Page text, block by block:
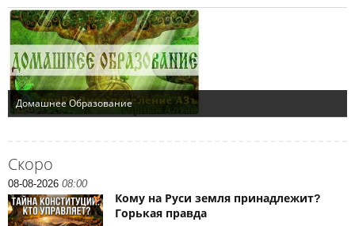
Скоро
08-08-2026 08:00
Кому на Руси земля принадлежит?
Горькая правда